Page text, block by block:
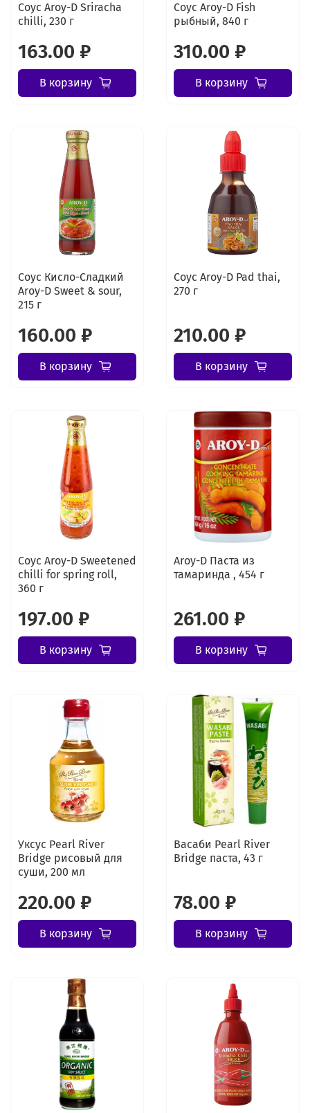
Соус Aroy-D Sriracha
chilli, 230 г
163.00 ₽
В корзину
Соус Aroy-D Fish
рыбный, 840 г
310.00 ₽
В корзину
Соус Кисло-Сладкий
Aroy-D Sweet & sour,
215 г
160.00 ₽
В корзину
Соус Aroy-D Pad thai,
270 г
210.00 ₽
В корзину
Соус Aroy-D Sweetened
chilli for spring roll,
360 г
197.00 ₽
В корзину
Aroy-D Паста из
тамаринда , 454 г
261.00 ₽
В корзину
Уксус Pearl River
Bridge рисовый для
суши, 200 мл
220.00 ₽
В корзину
Васаби Pearl River
Bridge паста, 43 г
78.00 ₽
В корзину